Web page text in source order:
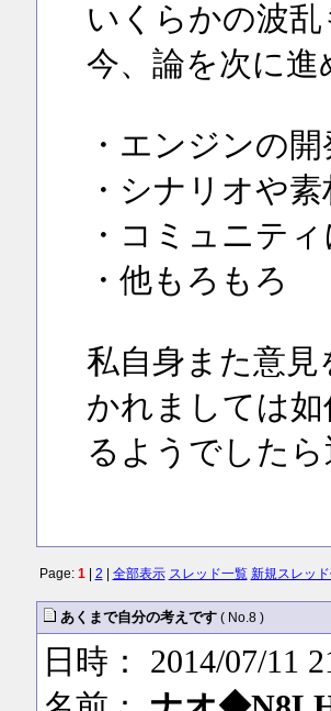
いくらかの波
今、論を次に
・エンジンの
・シナリオや
・コミュニテ
・他もろもろ
私自身また意
かれましては
るようでした
Page: 1| 2 全部表示 スレッド一覧 新規スレッ
あくまで自分の考えです ( No.8 )
日時： 2014/07/11